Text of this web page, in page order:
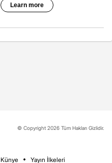
© Copyright 2026 Tüm Hakları Gizlidir.
Künye Yayın İlkeleri